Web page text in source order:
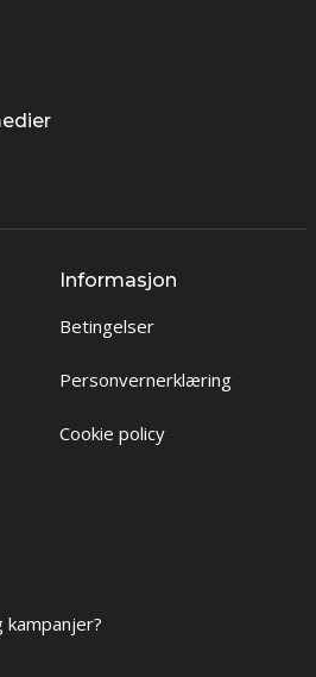
Informasjon
Betingelser
Personvernerklæring
Cookie policy